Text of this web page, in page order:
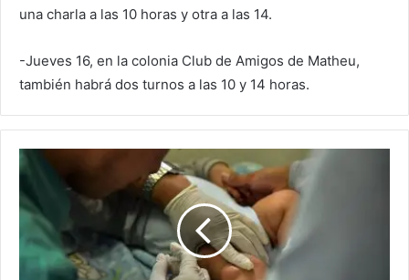
una charla a las 10 horas y otra a las 14.
-Jueves 16, en la colonia Club de Amigos de Matheu,
también habrá dos turnos a las 10 y 14 horas.